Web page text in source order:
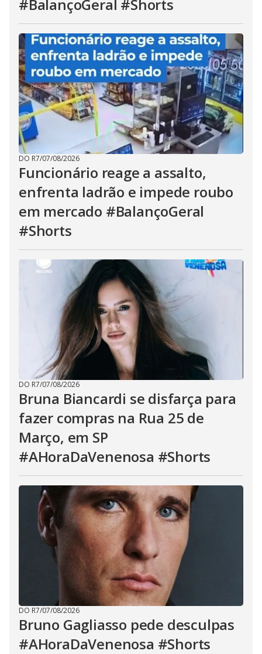
#BalançoGeral #Shorts
DO R7/07/08/2026
Funcionário reage a assalto,
enfrenta ladrão e impede roubo
em mercado #BalançoGeral
#Shorts
DO R7/07/08/2026
Bruna Biancardi se disfarça para
fazer compras na Rua 25 de
Março, em SP
#AHoraDaVenenosa #Shorts
DO R7/07/08/2026
Bruno Gagliasso pede desculpas
#AHoraDaVenenosa #Shorts